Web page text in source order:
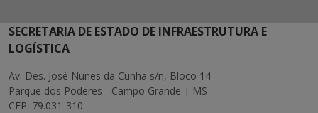
SECRETARIA DE ESTADO DE INFRAESTRUTURA E
LOGÍSTICA
Av. Des. José Nunes da Cunha s/n, Bloco 14
Parque dos Poderes - Campo Grande | MS
CEP: 79.031-310